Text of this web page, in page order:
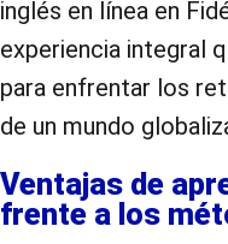
inglés en línea en
experiencia integral
para enfrentar los
de un mundo
Ventajas de
frente a los